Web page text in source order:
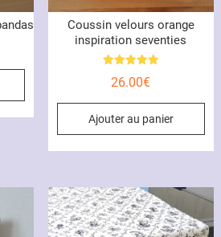
:
:
Coussin velours orange
inspiration seventies
5.00
26.00€
Ajouter au panier